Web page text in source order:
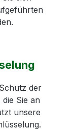
der
Sie an
unsere